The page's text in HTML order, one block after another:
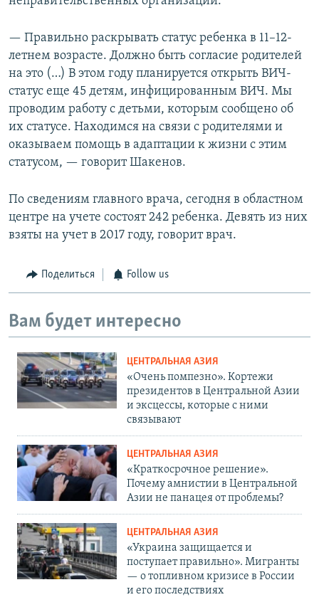
— Правильно раскрывать статус ребенка в 11–12-
летнем возрасте. Должно быть согласие родителей
на это (…) В этом году планируется открыть ВИЧ-
статус еще 45 детям, инфицированным ВИЧ. Мы
проводим работу с детьми, которым сообщено об
их статусе. Находимся на связи с родителями и
оказываем помощь в адаптации к жизни с этим
статусом, — говорит Шакенов.
По сведениям главного врача, сегодня в областном
центре на учете состоят 242 ребенка. Девять из них
взяты на учет в 2017 году, говорит врач.
Поделиться Follow us
Вам будет интересно
ЦЕНТРАЛЬНАЯ АЗИЯ
«Очень помпезно». Кортежи
президентов в Центральной Азии
и эксцессы, которые с ними
связывают
ЦЕНТРАЛЬНАЯ АЗИЯ
«Краткосрочное решение».
Почему амнистии в Центральной
Азии не панацея от проблемы?
ЦЕНТРАЛЬНАЯ АЗИЯ
«Украина защищается и
поступает правильно». Мигранты
— о топливном кризисе в России
и его последствиях